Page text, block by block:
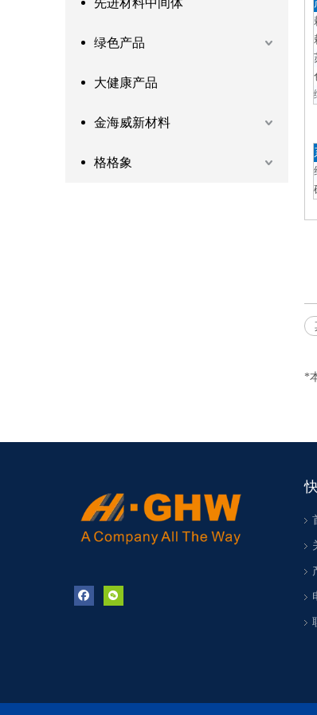
先进材料中间体
绿色产品
大健康产品
金海威新材料
格格象
*